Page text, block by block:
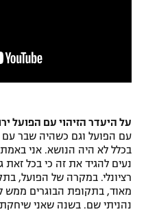
על היעדר הזיהוי עם הפועל
עם הפועל וגם כשהיה שבר עם
בכלל לא היה הנושא. אני
נעים להגיד את זה כי בכל
רציונלי. במקרה של הפועל,
מאוד, בתקופת הבוגרים
נהניתי שם. בשנה שאני